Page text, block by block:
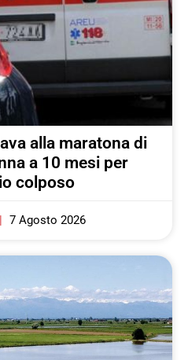
alla maratona di
a 10 mesi per
colposo
7 Agosto 2026